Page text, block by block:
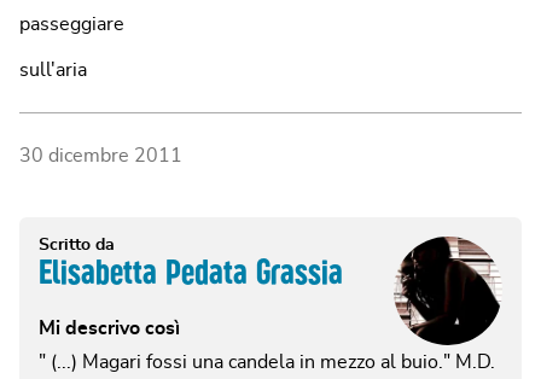
passeggiare
sull'aria
30 dicembre 2011
Scritto da
Elisabetta Pedata Grassia
Mi descrivo così
" (...) Magari fossi una candela in mezzo al buio." M.D.